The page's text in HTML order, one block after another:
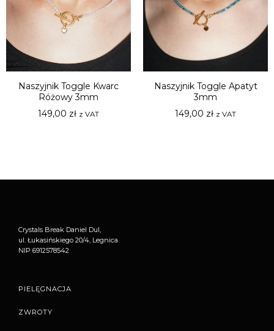
Naszyjnik Toggle Kwarc
Różowy 3mm
149,00 zł z VAT
Naszyjnik Toggle Apatyt
3mm
149,00 zł z VAT
Crystals Break Daniel Dul,
ul. Łukasińskiego 20/4, Legnica
NIP 6912578542
PIELĘGNACJA
ZWROTY